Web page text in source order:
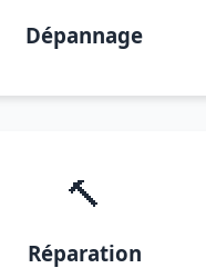
Dépannage
🔨
Réparation